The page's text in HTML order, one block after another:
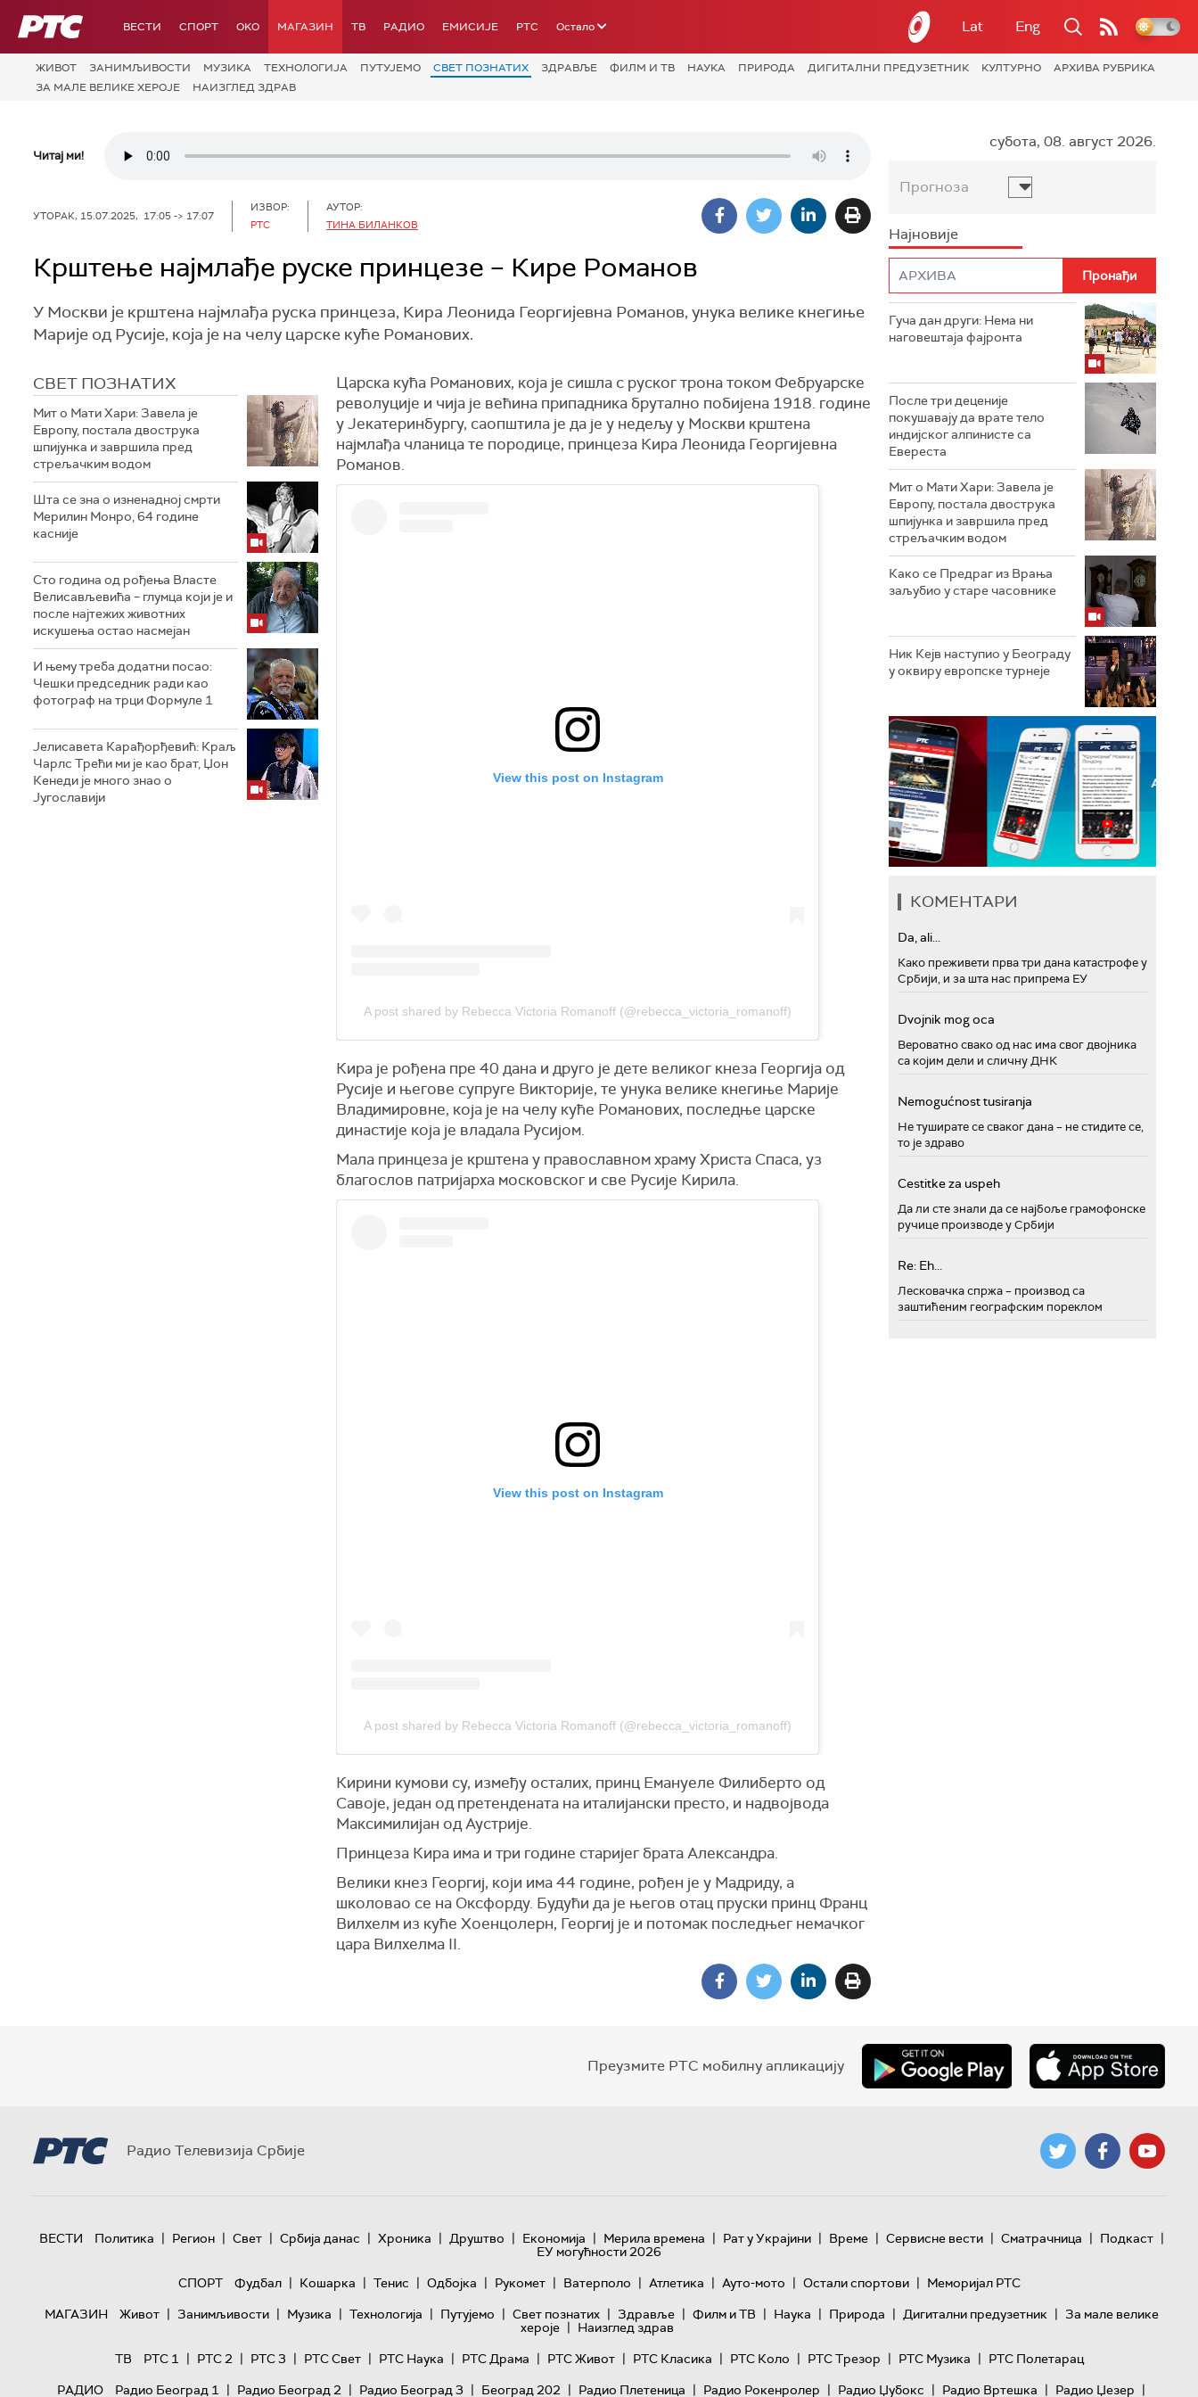
РТС ВЕСТИ СПОРТ OKO МАГАЗИН ТВ РАДИО ЕМИСИЈЕ РТС Остало Lat Eng
ЖИВОТ ЗАНИМЉИВОСТИ МУЗИКА ТЕХНОЛОГИЈA ПУТУЈЕМО СВЕТ ПОЗНАТИХ ЗДРАВЉЕ ФИЛМ И ТВ НАУКА ПРИРОДА ДИГИТАЛНИ ПРЕДУЗЕТНИК КУЛТУРНО
АРХИВА РУБРИКА
ЗА МАЛЕ ВЕЛИКЕ ХЕРОЈЕ
НАИЗГЛЕД ЗДРАВ
Читај ми!
УТОРАК, 15.07.2025, 17:05 -> 17:07
ИЗВОР:
РТС
АУТОР:
ТИНА БИЛАНКОВ
Крштење најмлађе руске принцезе – Кире Романов
У Москви је крштена најмлађа руска принцеза, Кира Леонида Георгијевна Романов, унука велике кнегиње
Марије од Русије, која је на челу царске куће Романових.
СВЕТ ПОЗНАТИХ
Мит о Мати Хари: Завела је
Европу, постала двострука
шпијунка и завршила пред
стрељачким водом
Шта се зна о изненадној смрти
Мерилин Монро, 64 године
касније
Сто година од рођења Власте
Велисављевића – глумца који је и
после најтежих животних
искушења остао насмејан
И њему треба додатни посао:
Чешки председник ради као
фотограф на трци Формуле 1
Јелисавета Карађорђевић: Краљ
Чарлс Трећи ми је као брат, Џон
Кенеди је много знао о
Југославији
Царска кућа Романових, која је сишла с руског трона током Фебруарске
револуције и чија је већина припадника брутално побијена 1918. године
у Јекатеринбургу, саопштила је да је у недељу у Москви крштена
најмлађа чланица те породице, принцеза Кира Леонида Георгијевна
Романов.
View this post on Instagram
A post shared by Rebecca Victoria Romanoff (@rebecca_victoria_romanoff)
Кира је рођена пре 40 дана и друго је дете великог кнеза Георгија од
Русије и његове супруге Викторије, те унука велике кнегиње Марије
Владимировне, која је на челу куће Романових, последње царске
династије која је владала Русијом.
Мала принцеза је крштена у православном храму Христа Спаса, уз
благослов патријарха московског и све Русије Кирила.
View this post on Instagram
A post shared by Rebecca Victoria Romanoff (@rebecca_victoria_romanoff)
Кирини кумови су, између осталих, принц Емануеле Филиберто од
Савоје, један од претендената на италијански престо, и надвојвода
Максимилијан од Аустрије.
Принцеза Кира има и три године старијег брата Александра.
Велики кнез Георгиј, који има 44 године, рођен је у Мадриду, а
школовао се на Оксфорду. Будући да је његов отац пруски принц Франц
Вилхелм из куће Хоенцолерн, Георгиј је и потомак последњег немачког
цара Вилхелма II.
субота, 08. август 2026.
Прогноза
Најновије
Гуча дан други: Нема ни
наговештаја фајронта
После три деценије
покушавају да врате тело
индијског алпинисте са
Евереста
Мит о Мати Хари: Завела је
Европу, постала двострука
шпијунка и завршила пред
стрељачким водом
Како се Предраг из Врања
заљубио у старе часовнике
Ник Кејв наступио у Београду
у оквиру европске турнеје
КОМЕНТАРИ
Da, ali...
Како преживети прва три дана катастрофе у
Србији, и за шта нас припрема ЕУ
Dvojnik mog oca
Вероватно свако од нас има свог двојника
са којим дели и сличну ДНК
Nemogućnost tusiranja
Не туширате се сваког дана – не стидите се,
то је здраво
Cestitke za uspeh
Да ли сте знали да се најбоље грамофонске
ручице производе у Србији
Re: Eh...
Лесковачка спржа – производ са
заштићеним географским пореклом
Преузмите РТС мобилну апликацију
Радио Телевизија Србије
ВЕСТИ Политика | Регион | Свет | Србија данас | Хроника | Друштво | Економија | Мерила времена | Рат у Украјини | Време | Сервисне вести | Сматрачница | Подкаст |
ЕУ могућности 2026
СПОРТ
Фудбал | Кошарка | Тенис | Одбојка | Рукомет | Ватерполо | Атлетика | Ауто-мото | Остали спортови | Меморијал РТС
МАГАЗИН
Живот | Занимљивости | Музика | Технологијa | Путујемо | Свет познатих | Здравље | Филм и ТВ | Наука | Природа | Дигитални предузетник | За мале велике
хероје | Наизглед здрав
ТВ
РТС 1 | РТС 2 | РТС 3 | РТС Свет | РТС Наука | РТС Драма | РТС Живот | РТС Класика | РТС Коло | РТС Трезор | РТС Музика | РТС Полетарац
РАДИО
Радио Београд 1 | Радио Београд 2 | Радио Београд 3 | Београд 202 | Радио Плетеница | Радио Рокенролер | Радио Џубокс | Радио Вртешка | Радио Џезер |